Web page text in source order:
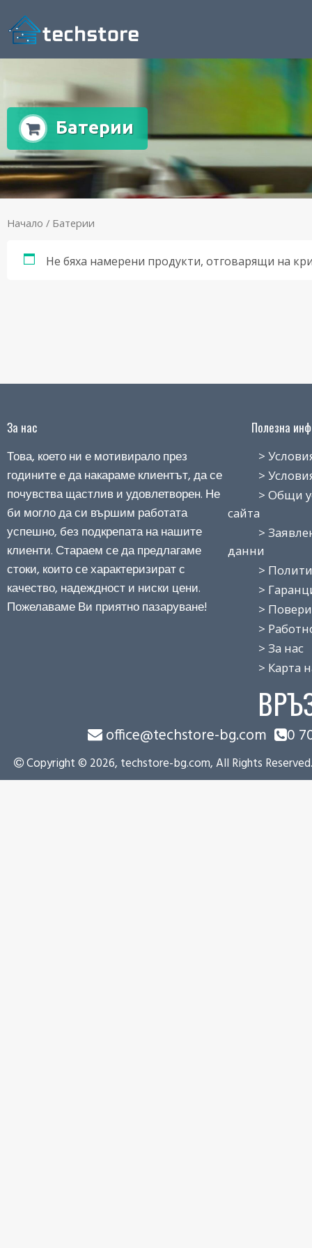
Батерии
Начало / Батерии
Не бяха намерени продукти, отговарящи на
За нас
Това, което ни е мотивирало през
годините е да накараме клиентът, да се
почувства щастлив и удовлетворен. Не
би могло да си вършим работата
успешно, без подкрепата на нашите
клиенти. Стараем се да предлагаме
стоки, които се характеризират с
качество, надеждност и ниски цени.
Пожелаваме Ви приятно пазаруване!
Полезна
> Условия
> Условия
> Общи
сайта
>
данни
>
>
>
> Работно
> За нас
> Карта на
office@techstore-bg.com 0
Copyright © 2026, techstore-bg.com, All Rights Reserved.